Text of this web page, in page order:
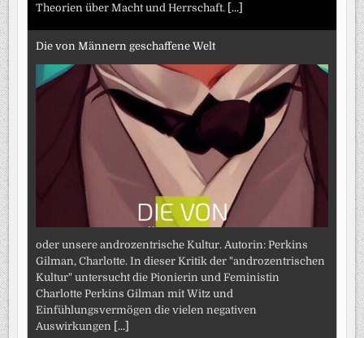
Theorien über Macht und Herrschaft. [...]
Die von Männern geschaffene Welt
oder unsere androzentrische Kultur. Autorin: Perkins
Gilman, Charlotte. In dieser Kritik der "androzentrischen
Kultur" untersucht die Pionierin und Feministin
Charlotte Perkins Gilman mit Witz und
Einfühlungsvermögen die vielen negativen
Auswirkungen [...]